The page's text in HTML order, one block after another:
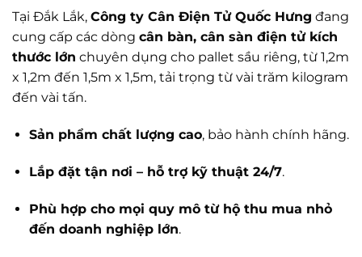
Tại Đắk Lắk, Công ty Cân Điện Tử Quốc Hưng đang
cung cấp các dòng cân bàn, cân sàn điện tử kích
thước lớn chuyên dụng cho pallet sầu riêng, từ 1,2m
x 1,2m đến 1,5m x 1,5m, tải trọng từ vài trăm kilogram
đến vài tấn.
Sản phẩm chất lượng cao, bảo hành chính hãng.
Lắp đặt tận nơi – hỗ trợ kỹ thuật 24/7.
Phù hợp cho mọi quy mô từ hộ thu mua nhỏ
đến doanh nghiệp lớn.